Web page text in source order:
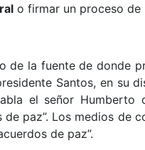
o firmar un proceso de
de la fuente de donde
Santos, en su
el señor
paz”. Los medios de
de paz”.